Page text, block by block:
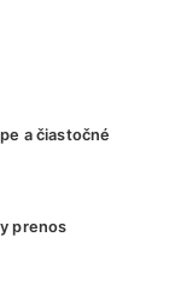
a čiastočné
prenos